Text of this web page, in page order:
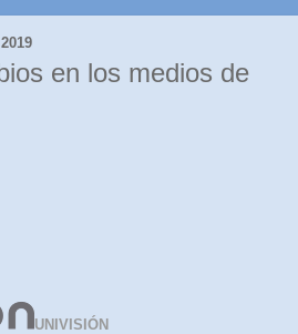
en los medios de
UNIVISIÓN